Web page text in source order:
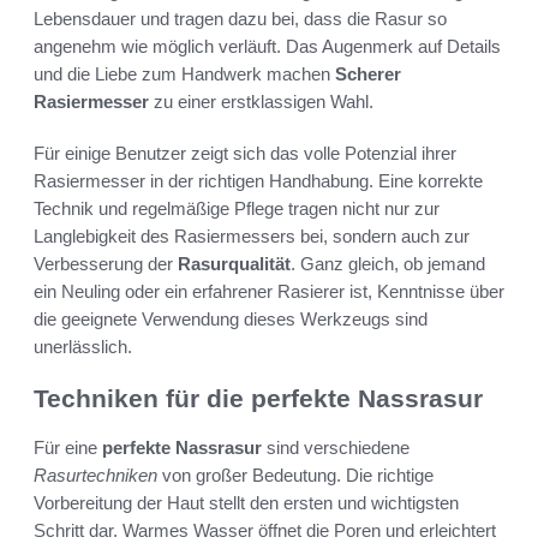
Lebensdauer und tragen dazu bei, dass die Rasur so
angenehm wie möglich verläuft. Das Augenmerk auf Details
und die Liebe zum Handwerk machen Scherer
Rasiermesser zu einer erstklassigen Wahl.
Für einige Benutzer zeigt sich das volle Potenzial ihrer
Rasiermesser in der richtigen Handhabung. Eine korrekte
Technik und regelmäßige Pflege tragen nicht nur zur
Langlebigkeit des Rasiermessers bei, sondern auch zur
Verbesserung der Rasurqualität. Ganz gleich, ob jemand
ein Neuling oder ein erfahrener Rasierer ist, Kenntnisse über
die geeignete Verwendung dieses Werkzeugs sind
unerlässlich.
Techniken für die perfekte Nassrasur
Für eine perfekte Nassrasur sind verschiedene
Rasurtechniken von großer Bedeutung. Die richtige
Vorbereitung der Haut stellt den ersten und wichtigsten
Schritt dar. Warmes Wasser öffnet die Poren und erleichtert